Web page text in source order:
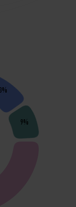
9%